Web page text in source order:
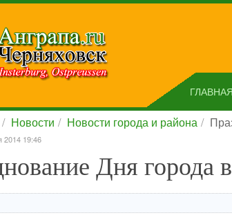
ГЛАВНАЯ
Новости Новости города и района
2014 19:46
Дня города